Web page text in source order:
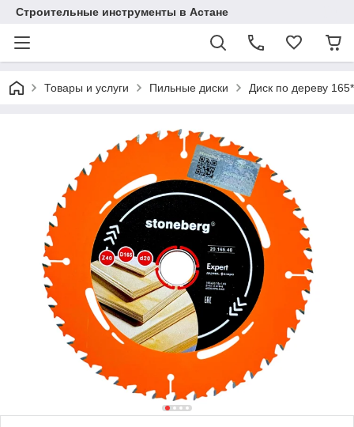
Строительные инструменты в Астане
Товары и услуги Пильные диски Диск по дереву